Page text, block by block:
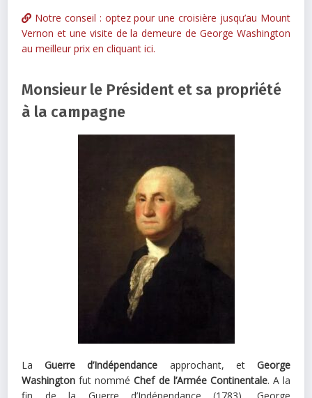
Notre conseil : optez pour une croisière jusqu’au Mount
Vernon et une visite de la demeure de George Washington
au meilleur prix en cliquant ici.
Monsieur le Président et sa propriété
à la campagne
LaGuerre d’Indépendance approchant, et George
Washington fut nomméChef de l’Armée Continentale. A la